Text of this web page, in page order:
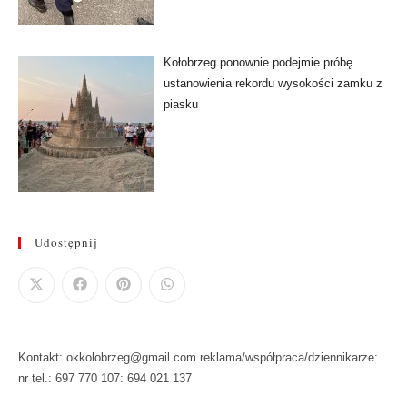
Kołobrzeg ponownie podejmie próbę
ustanowienia rekordu wysokości zamku z
piasku
Udostępnij
Kontakt: okkolobrzeg@gmail.com reklama/współpraca/dziennikarze:
nr tel.: 697 770 107: 694 021 137